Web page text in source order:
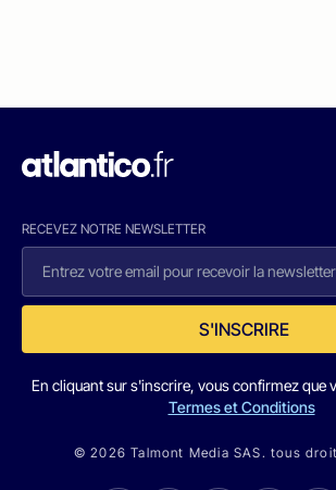
RECEVEZ NOTRE NEWSLETTER
S'INSCRIRE
En cliquant sur s'inscrire, vous confirmez que
Termes et Conditions
© 2026 Talmont Media SAS. tous